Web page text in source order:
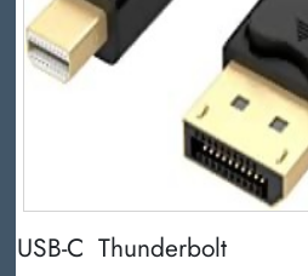
USB-C Thunderbolt